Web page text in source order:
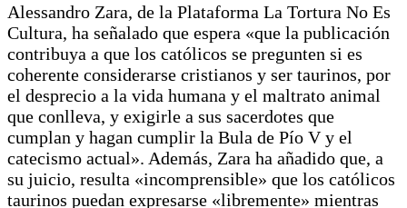
Alessandro Zara, de la Plataforma La Tortura No Es
Cultura, ha señalado que espera «que la publicación
contribuya a que los católicos se pregunten si es
coherente considerarse cristianos y ser taurinos, por
el desprecio a la vida humana y el maltrato animal
que conlleva, y exigirle a sus sacerdotes que
cumplan y hagan cumplir la Bula de Pío V y el
catecismo actual». Además, Zara ha añadido que, a
su juicio, resulta «incomprensible» que los católicos
taurinos puedan expresarse «libremente» mientras